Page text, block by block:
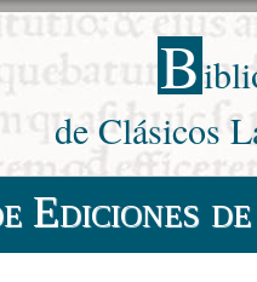
B
de Clásicos
Ediciones